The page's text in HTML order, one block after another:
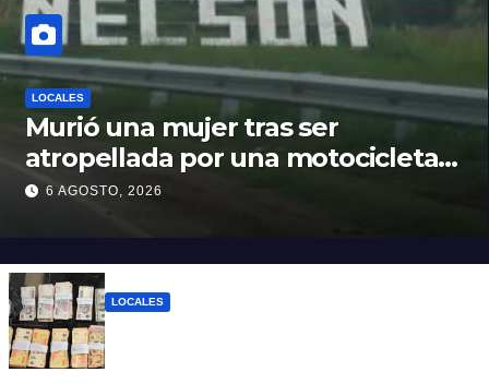
LOCALES
Murió una mujer tras ser
atropellada por una motocicleta
en Nelson
6 AGOSTO, 2026
LOCALES